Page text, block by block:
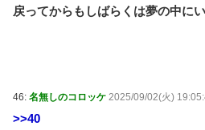
戻ってからもしばらくは夢の中に
46: 名無しのコロッケ 2025/09/02(火)
>>40